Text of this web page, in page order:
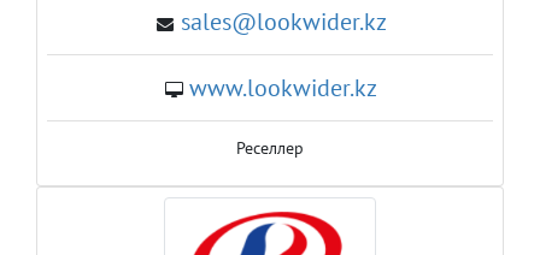
sales@lookwider.kz
www.lookwider.kz
Реселлер